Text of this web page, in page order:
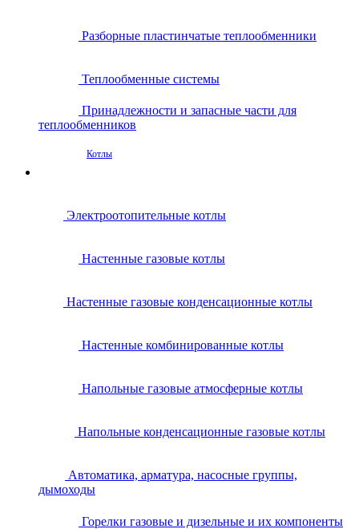
Разборные пластинчатые теплообменники
Теплообменные системы
Принадлежности и запасные части для
теплообменников
Котлы
Электроотопительные котлы
Настенные газовые котлы
Настенные газовые конденсационные котлы
Настенные комбинированные котлы
Напольные газовые атмосферные котлы
Напольные конденсационные газовые котлы
Автоматика, арматура, насосные группы,
дымоходы
Горелки газовые и дизельные и их компоненты